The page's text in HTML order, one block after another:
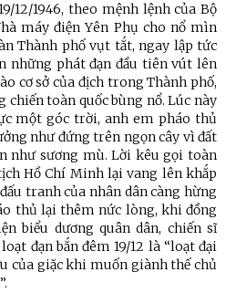
12/1946, theo mệnh lệnh của Bộ
máy điện Yên Phụ cho nổ mìn
Thành phố vụt tắt, ngay lập tức
những phát đạn đầu tiên vút lên
cơ sở của địch trong Thành phố,
toàn quốc bùng nổ. Lúc này
một góc trời, anh em pháo thủ
như đứng trên ngọn cây vì đất
như sương mù. Lời kêu gọi toàn
Hồ Chí Minh lại vang lên khắp
tranh của nhân dân càng hừng
thủ lại thêm nức lòng, khi đồng
biểu dương quân dân, chiến sĩ
đạn bắn đêm 19/12 là “loạt đại
của giặc khi muốn giành thế chủ